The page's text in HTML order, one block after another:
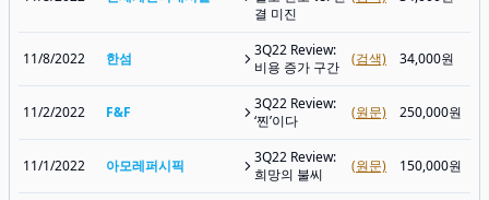
결 미진
11/8/2022 한섬
3Q22 Review:
비용 증가 구간
(검색) 34,000원
11/2/2022 F&F
3Q22 Review:
‘찐’이다
(원문) 250,000원
11/1/2022 아모레퍼시픽
3Q22 Review:
희망의 불씨
(원문) 150,000원